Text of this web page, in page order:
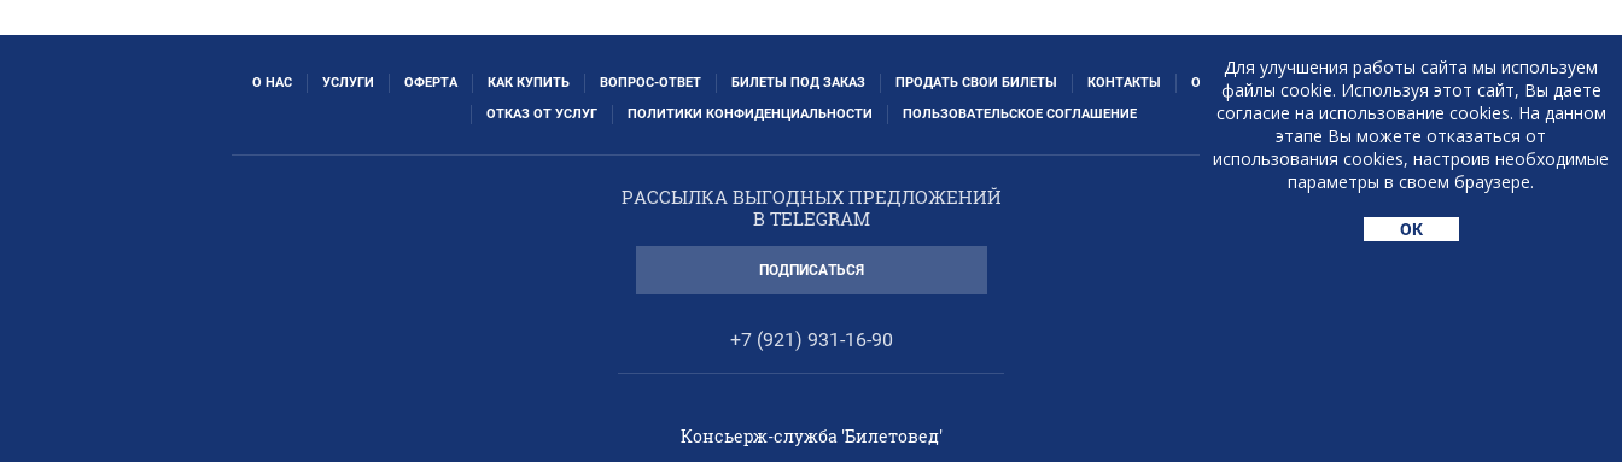
О НАС УСЛУГИ ОФЕРТА КАК КУПИТЬ ВОПРОС-ОТВЕТ БИЛЕТЫ ПОД ЗАКАЗ ПРОДАТЬ СВОИ БИЛЕТЫ КОНТАКТЫ
ОТЗЫВЫ О НАШЕЙ РАБОТЕ
ОТКАЗ ОТ УСЛУГ
ПОЛИТИКИ КОНФИДЕНЦИАЛЬНОСТИ ПОЛЬЗОВАТЕЛЬСКОЕ СОГЛАШЕНИЕ
РАССЫЛКА ВЫГОДНЫХ ПРЕДЛОЖЕНИЙ
В TELEGRAM
ПОДПИСАТЬСЯ
+7 (921) 931-16-90
Консьерж-служба 'Билетовед'
Для улучшения работы сайта мы используем
файлы cookie. Используя этот сайт, Вы даете
согласие на использование cookies. На данном
этапе Вы можете отказаться от
использования cookies, настроив необходимые
параметры в своем браузере.
ОК